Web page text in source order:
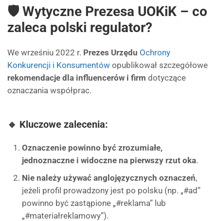
🛡️ Wytyczne Prezesa UOKiK – co
zaleca polski regulator?
We wrześniu 2022 r. Prezes Urzędu Ochrony
Konkurencji i Konsumentów opublikował szczegółowe
rekomendacje dla influencerów i firm dotyczące
oznaczania współprac.
🔹 Kluczowe zalecenia:
Oznaczenie powinno być zrozumiałe,
jednoznaczne i widoczne na pierwszy rzut oka.
Nie należy używać anglojęzycznych oznaczeń,
jeżeli profil prowadzony jest po polsku (np. „#ad”
powinno być zastąpione „#reklama” lub
„#materiałreklamowy”).